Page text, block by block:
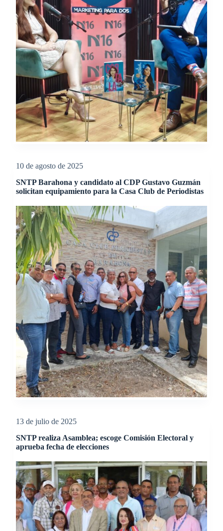
10 de agosto de 2025
SNTP Barahona y candidato al CDP Gustavo Guzmán
solicitan equipamiento para la Casa Club de Periodistas
13 de julio de 2025
SNTP realiza Asamblea; escoge Comisión Electoral y
aprueba fecha de elecciones